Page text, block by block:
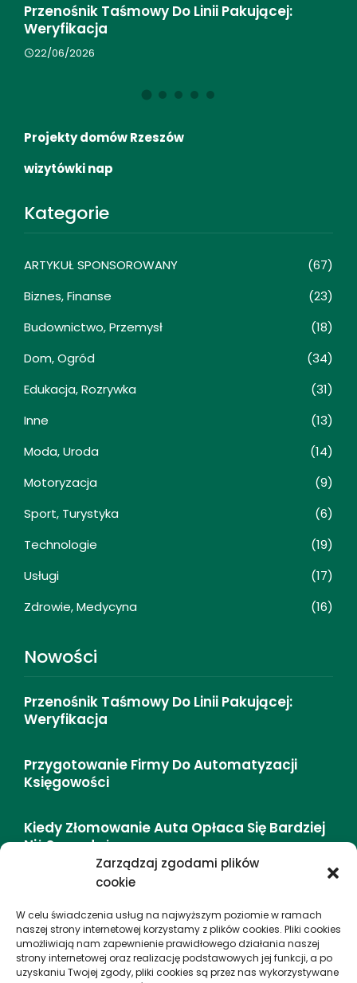
Zarządzaj zgodami plików
cookie
W celu świadczenia usług na najwyższym poziomie w ramach
naszej strony internetowej korzystamy z plików cookies. Pliki cookies
umożliwiają nam zapewnienie prawidłowego działania naszej
strony internetowej oraz realizację podstawowych jej funkcji, a po
uzyskaniu Twojej zgody, pliki cookies są przez nas wykorzystywane
Przygotowanie Firmy Do
Księgowości
Projekty domów Rzeszów
wizytówki nap
Kategorie
ARTYKUŁ SPONSOROWANY
(67)
Biznes, Finanse
(23)
Budownictwo, Przemysł
(18)
Dom, Ogród
(34)
Edukacja, Rozrywka
(31)
Inne
(13)
Moda, Uroda
(14)
Motoryzacja
(9)
Sport, Turystyka
(6)
Technologie
(19)
Usługi
(17)
Zdrowie, Medycyna
(16)
Nowości
Przenośnik Taśmowy Do Linii Pakującej:
Weryfikacja
Przygotowanie Firmy Do Automatyzacji
Księgowości
Kiedy Złomowanie Auta Opłaca Się Bardziej
Niż Sprzedaż
DMC (dopuszczalna Masa Całkowita) –
Definicja I Zasady
Jak Storytelling Zmienia Wycieczki Miejskie
– Doświadczenie I Emocje